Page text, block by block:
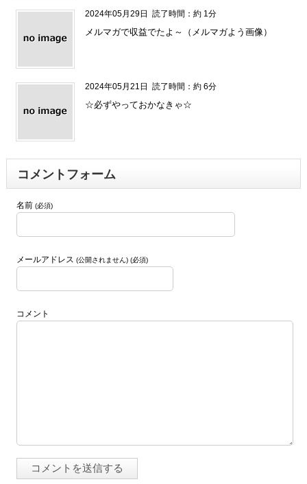
2024年05月29日 読了時間：約 1分
メルマガで収益でたよ～（メルマガよう画像）
2024年05月21日 読了時間：約 6分
☆必ずやっておかなきゃ☆
コメントフォーム
名前 (必須)
メールアドレス (公開されません) (必須)
コメント